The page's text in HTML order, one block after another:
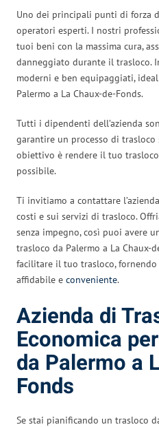
Uno dei principali punti di forza
operatori esperti. I nostri
tuoi beni con la massima cura,
danneggiato durante il trasloco.
moderni e ben equipaggiati,
Palermo a La Chaux-de-Fonds.
Tutti i dipendenti dell’azienda
garantire un processo di
obiettivo è rendere il tuo
possibile.
Ti invitiamo a contattare
costi e sui servizi di trasloco.
senza impegno, così puoi avere
trasloco da Palermo a La Chaux-
facilitare il tuo trasloco,
affidabile e conveniente.
Azienda di
Economica
da Palermo a
Fonds
Se stai pianificando un trasloco